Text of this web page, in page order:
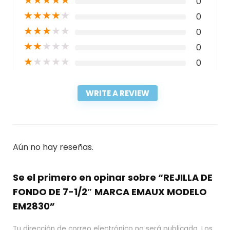
★★★★★ 0
★★★★★ 0
★★★★★ 0
★★★★★ 0
WRITE A REVIEW
Aún no hay reseñas.
Se el primero en opinar sobre “REJILLA DE
FONDO DE 7-1/2″ MARCA EMAUX MODELO
EM2830”